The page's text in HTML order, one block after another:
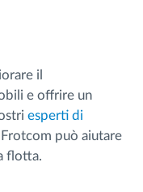
il
e offrire un
esperti di
può aiutare
flotta.